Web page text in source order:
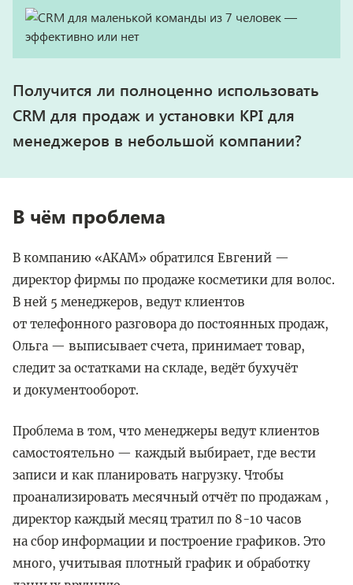
Получится ли полноценно использовать
CRM для продаж и установки KPI для
менеджеров в небольшой компании?
В чём проблема
В компанию «АКАМ» обратился Евгений —
директор фирмы по продаже косметики для волос.
В ней 5 менеджеров, ведут клиентов
от телефонного разговора до постоянных продаж,
Ольга — выписывает счета, принимает товар,
следит за остатками на складе, ведёт бухучёт
и документооборот.
Проблема в том, что менеджеры ведут клиентов
самостоятельно — каждый выбирает, где вести
записи и как планировать нагрузку. Чтобы
проанализировать месячный отчёт по продажам ,
директор каждый месяц тратил по 8-10 часов
на сбор информации и построение графиков. Это
много, учитывая плотный график и обработку